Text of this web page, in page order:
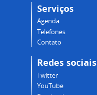
Serviços
Agenda
Telefones
Contato
Redes sociais
Twitter
YouTube